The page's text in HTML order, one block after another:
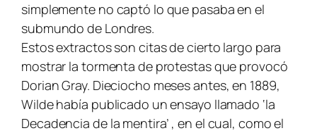
simplemente no captó lo que pasaba en el
submundo de Londres.
Estos extractos son citas de cierto largo para
mostrar la tormenta de protestas que provocó
Dorian Gray. Dieciocho meses antes, en 1889,
Wilde había publicado un ensayo llamado ‘la
Decadencia de la mentira’ , en el cual, como el